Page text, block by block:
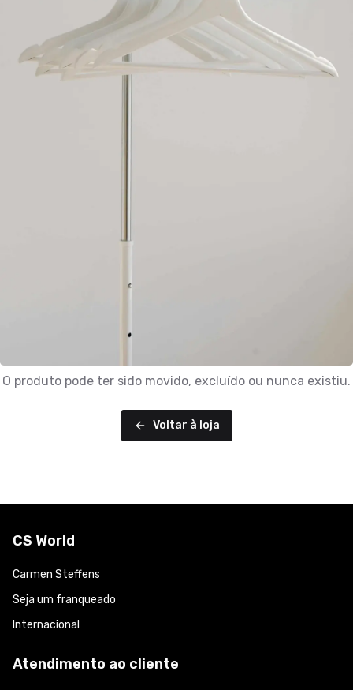
O produto pode ter sido movido, excluído ou nunca existiu.
Voltar à loja
CS World
Carmen Steffens
Seja um franqueado
Internacional
Atendimento ao cliente